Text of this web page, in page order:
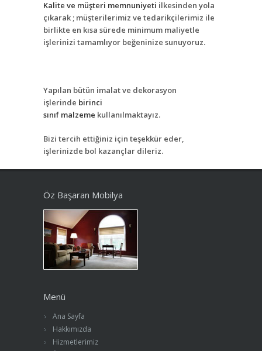
Kalite ve müşteri memnuniyeti ilkesinden yola
çıkarak ; müşterilerimiz ve tedarikçilerimiz ile
birlikte en kısa sürede minimum maliyetle
işlerinizi tamamlıyor beğeninize sunuyoruz.
Yapılan bütün imalat ve dekorasyon
işlerinde birinci
sınıf malzeme kullanılmaktayız.
Bizi tercih ettiğiniz için teşekkür eder,
işlerinizde bol kazançlar dileriz.
Öz Başaran Mobilya
Menü
Ana Sayfa
Hakkımızda
Hizmetlerimiz